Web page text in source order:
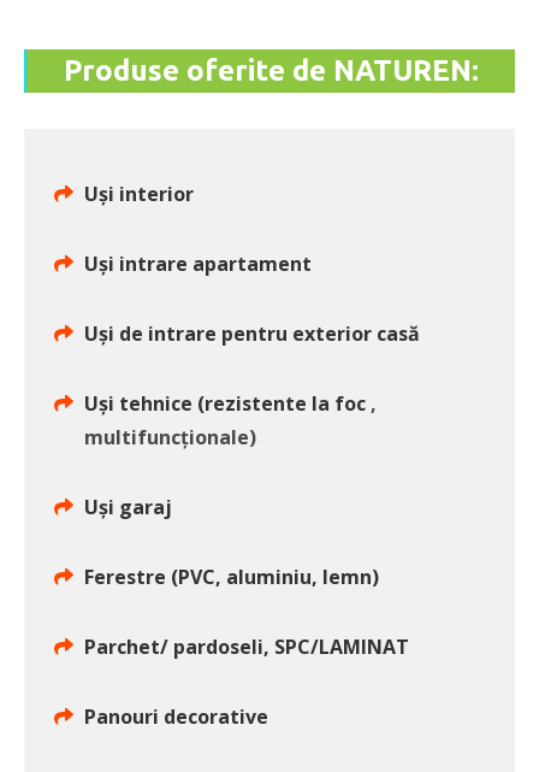
Produse oferite de NATUREN:
Uși interior
Uși intrare apartament
Uși de intrare pentru exterior casă
Uși tehnice (rezistente la foc ,
multifuncționale)
Uși garaj
Ferestre (PVC, aluminiu, lemn)
Parchet/ pardoseli, SPC/LAMINAT
Panouri decorative